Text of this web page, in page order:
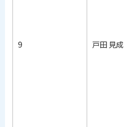
9 戸田 見成